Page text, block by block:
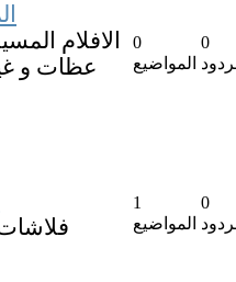
الافلام
عظات و
0
المواضيع
0
1
المواضيع
0